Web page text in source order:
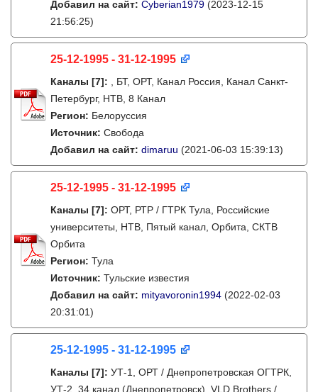
Добавил на сайт: Cyberian1979 (2023-12-15
21:56:25)
25-12-1995 - 31-12-1995
Каналы [7]:
, БТ, ОРТ, Канал Россия, Канал Санкт-
Петербург, НТВ, 8 Канал
Регион: Белоруссия
Источник: Свобода
Добавил на сайт: dimaruu (2021-06-03 15:39:13)
25-12-1995 - 31-12-1995
Каналы [7]: ОРТ, РТР / ГТРК Тула, Российские
университеты, НТВ, Пятый канал, Орбита, СКТВ
Орбита
Регион: Тула
Источник: Тульские известия
Добавил на сайт: mityavoronin1994 (2022-02-03
20:31:01)
25-12-1995 - 31-12-1995
Каналы [7]: УТ-1, ОРТ / Днепропетровская ОГТРК,
УТ-2, 34 канал (Днепропетровск), VLD Brothers /